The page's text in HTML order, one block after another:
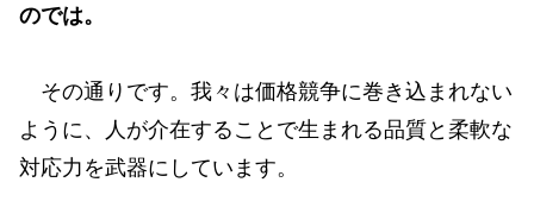
のでは。
その通りです。我々は価格競争に巻き込まれない
ように、人が介在することで生まれる品質と柔軟な
対応力を武器にしています。